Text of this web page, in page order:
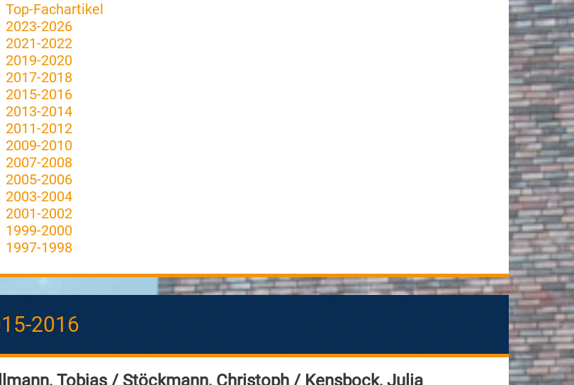
Top-Fachartikel
2023-2026
2021-2022
2019-2020
2017-2018
2015-2016
2013-2014
2011-2012
2009-2010
2007-2008
2005-2006
2003-2004
2001-2002
1999-2000
1997-1998
2016
Tobias / Stöckmann, Christoph / Kensbock, Julia